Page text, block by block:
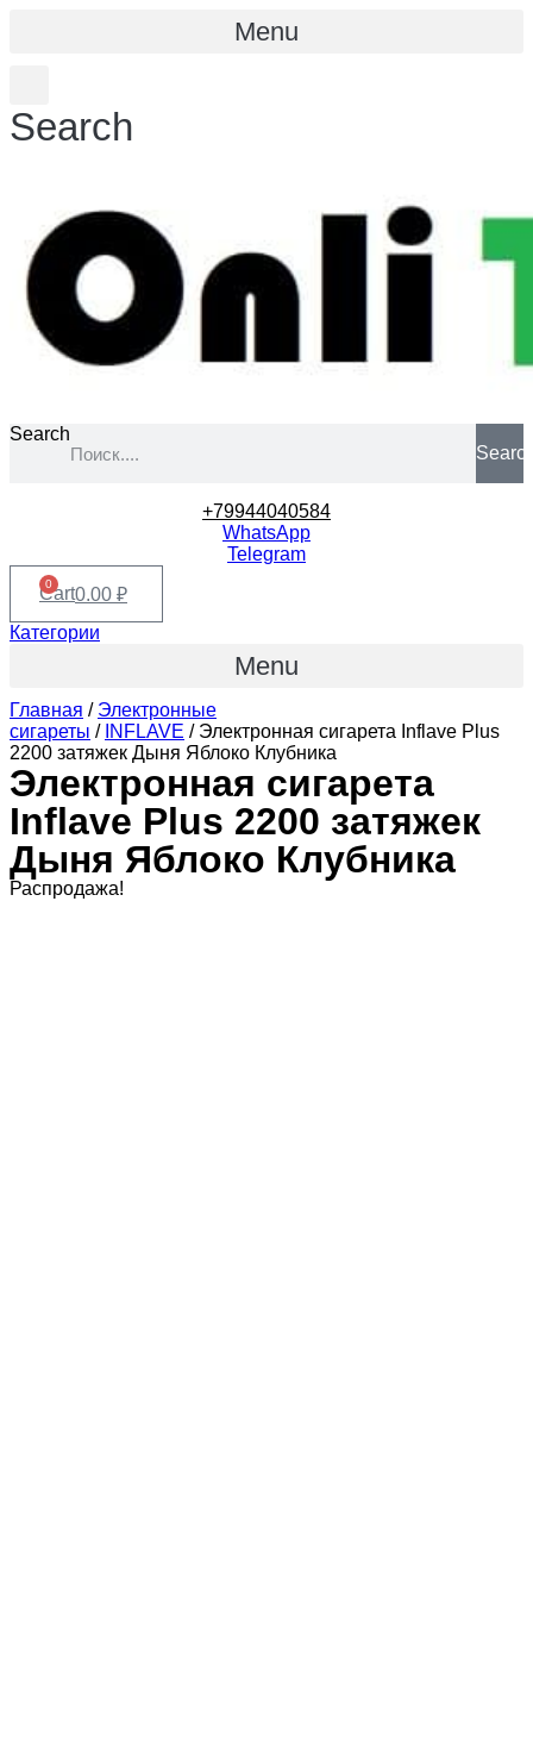
Menu
Search
Search
+79944040584
WhatsApp
Telegram
0.00 ₽
0
Cart
Категории
Menu
Главная / Электронные
сигареты / INFLAVE / Электронная сигарета Inflave Plus
2200 затяжек Дыня Яблоко Клубника
Электронная сигарета
Inflave Plus 2200 затяжек
Дыня Яблоко Клубника
Распродажа!